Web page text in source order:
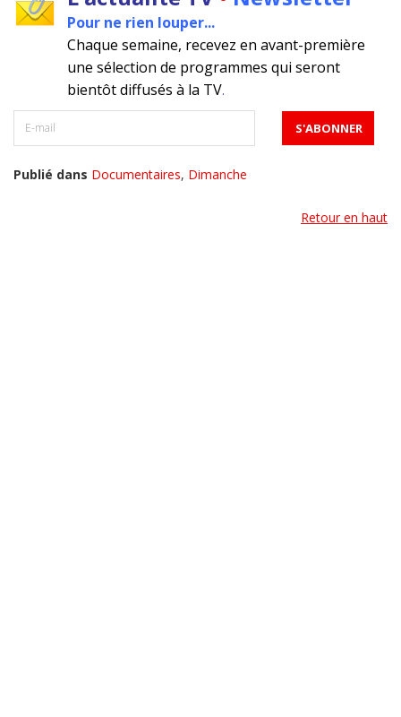
Pour ne rien louper...
Chaque semaine, recevez en avant-première
une sélection de programmes qui seront
bientôt diffusés à la TV.
Publié dans Documentaires, Dimanche
Retour en haut